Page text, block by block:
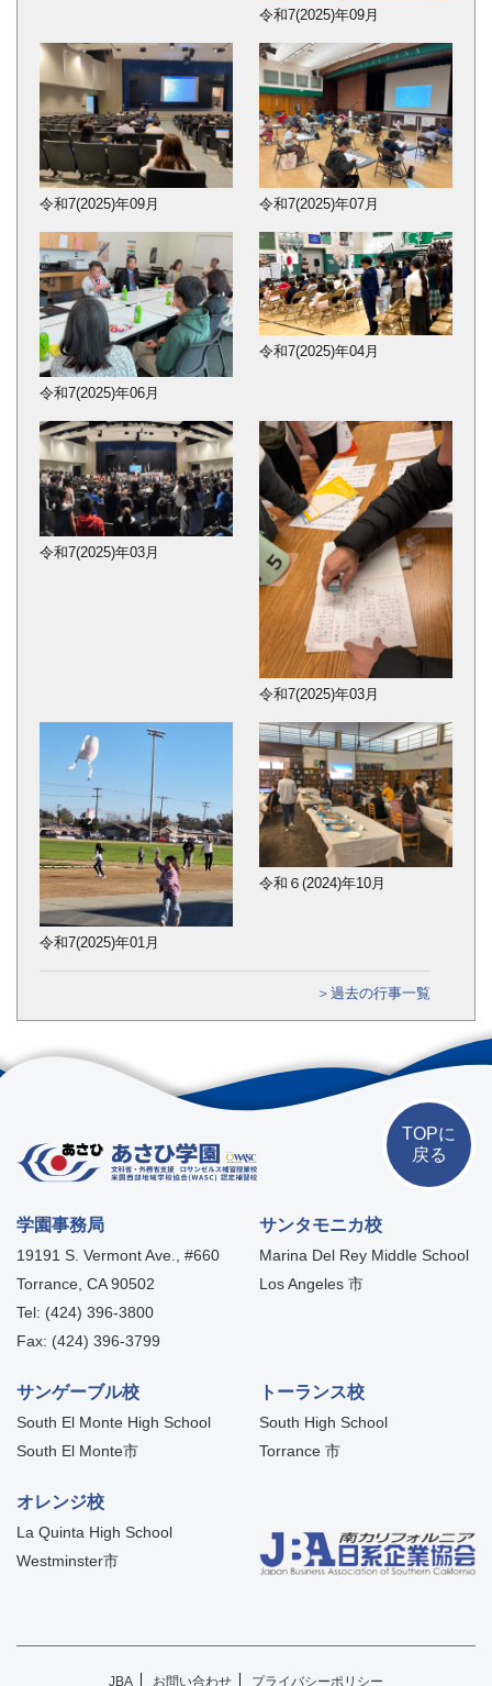
令和7(2025)年09月
令和7(2025)年09月 令和7(2025)年07月
令和7(2025)年06月
令和7(2025)年04月
令和7(2025)年03月
令和7(2025)年03月
令和7(2025)年01月
令和６(2024)年10月
＞過去の行事一覧
TOPに
戻る
学園事務局
19191 S. Vermont Ave., #660
Torrance, CA 90502
Tel: (424) 396-3800
Fax: (424) 396-3799
サンタモニカ校
Marina Del Rey Middle School
Los Angeles 市
サンゲーブル校
South El Monte High School
South El Monte市
トーランス校
South High School
Torrance 市
オレンジ校
La Quinta High School
Westminster市
JBA お問い合わせ プライバシーポリシー